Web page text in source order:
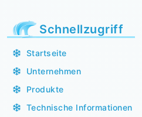
Schnellzugriff
Startseite
Unternehmen
Produkte
Technische Informationen